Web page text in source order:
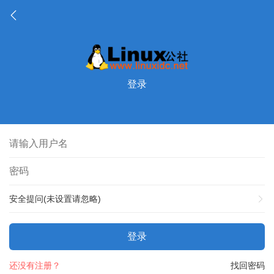
登录
安全提问(未设置请忽略)
登录
找回密码
还没有注册？